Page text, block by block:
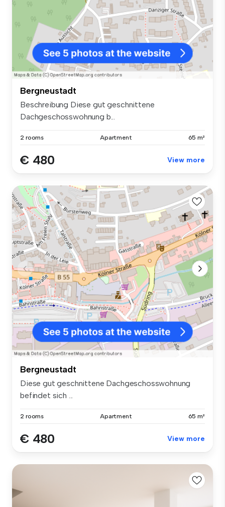
Bergneustadt
Beschreibung Diese gut geschnittene
Dachgeschosswohnung b...
2 rooms Apartment 65 m²
€ 480 View more
Bergneustadt
Diese gut geschnittene Dachgeschosswohnung
befindet sich ...
2 rooms Apartment 65 m²
€ 480 View more